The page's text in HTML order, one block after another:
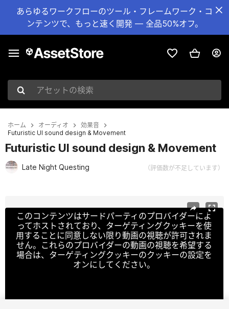
あらゆるワークフローのツール・フレームワーク・コ
ンテンツで、もっと速く開発 — 全品50%オフ。
アセットの検索
ホーム オーディオ
効果音
Futuristic UI sound design & Movement
Futuristic UI sound design & Movement
Late Night Questing （評価数が不足しています）
このコンテンツはサードパーティのプロバイダーによ
ってホストされており、ターゲティングクッキーを使
用することに同意しない限り動画の視聴が許可されま
せん。これらのプロバイダーの動画の視聴を希望する
場合は、ターゲティングクッキーのクッキーの設定を
オンにしてください。